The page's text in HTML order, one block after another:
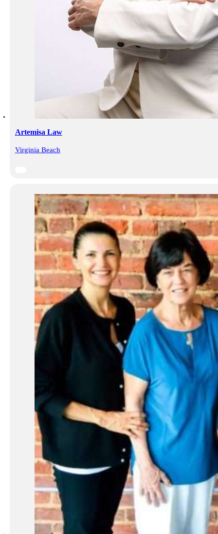
Artemisa Law
Virginia Beach